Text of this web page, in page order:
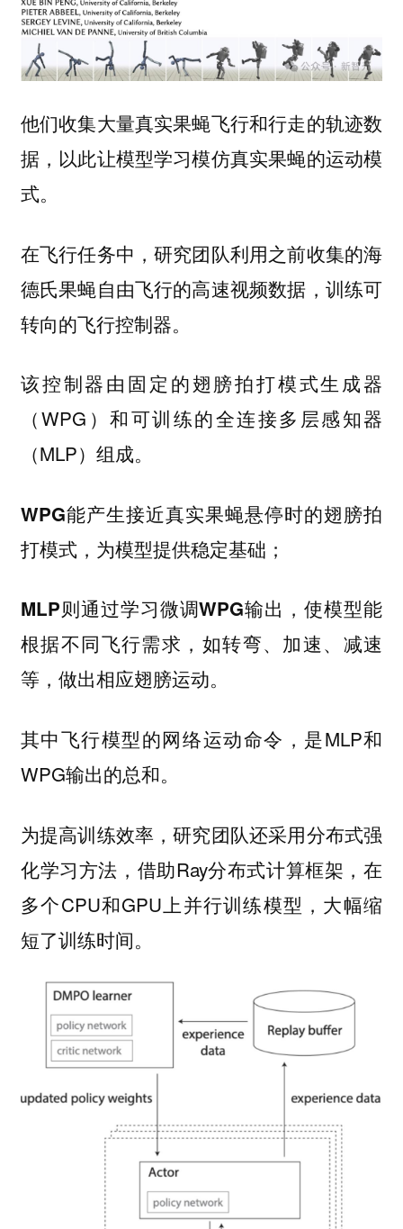
他们收集大量真实果蝇飞行和行走的轨迹数
据，以此让模型学习模仿真实果蝇的运动模
式。
在飞行任务中，研究团队利用之前收集的海
德氏果蝇自由飞行的高速视频数据，训练可
转向的飞行控制器。
该控制器由固定的翅膀拍打模式生成器
（WPG）和可训练的全连接多层感知器
（MLP）组成。
WPG能产生接近真实果蝇悬停时的翅膀拍
打模式，为模型提供稳定基础；
MLP则通过学习微调WPG输出，使模型能
根据不同飞行需求，如转弯、加速、减速
等，做出相应翅膀运动。
其中飞行模型的网络运动命令，是MLP和
WPG输出的总和。
为提高训练效率，研究团队还采用分布式强
化学习方法，借助Ray分布式计算框架，在
多个CPU和GPU上并行训练模型，大幅缩
短了训练时间。